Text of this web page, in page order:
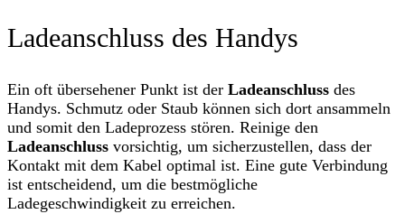
Ladeanschluss des Handys
Ein oft übersehener Punkt ist der Ladeanschluss des
Handys. Schmutz oder Staub können sich dort ansammeln
und somit den Ladeprozess stören. Reinige den
Ladeanschluss vorsichtig, um sicherzustellen, dass der
Kontakt mit dem Kabel optimal ist. Eine gute Verbindung
ist entscheidend, um die bestmögliche
Ladegeschwindigkeit zu erreichen.